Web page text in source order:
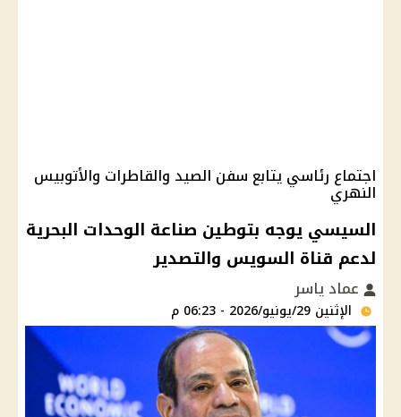
اجتماع رئاسي يتابع سفن الصيد والقاطرات والأتوبيس
النهري
السيسي يوجه بتوطين صناعة الوحدات البحرية
لدعم قناة السويس والتصدير
عماد ياسر
الإثنين 29/يونيو/2026 - 06:23 م